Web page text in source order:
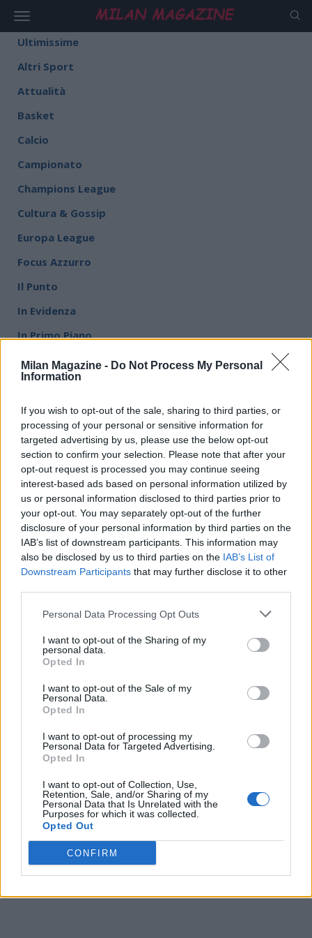
Milan Magazine - Do Not Process My Personal
Information
If you wish to opt-out of the sale, sharing to third parties, or
processing of your personal or sensitive information for
targeted advertising by us, please use the below opt-out
section to confirm your selection. Please note that after your
opt-out request is processed you may continue seeing
interest-based ads based on personal information utilized by
us or personal information disclosed to third parties prior to
your opt-out. You may separately opt-out of the further
disclosure of your personal information by third parties on the
IAB’s list of downstream participants. This information may
also be disclosed by us to third parties on the IAB’s List of
Downstream Participants that may further disclose it to other
Personal Data Processing Opt Outs
I want to opt-out of the Sharing of my
personal data.
Opted In
I want to opt-out of the Sale of my
Personal Data.
Opted In
I want to opt-out of processing my
Personal Data for Targeted Advertising.
Opted In
I want to opt-out of Collection, Use,
Retention, Sale, and/or Sharing of my
Personal Data that Is Unrelated with the
Purposes for which it was collected.
Opted Out
CONFIRM
Ultimissime
Altri Sport
Attualità
Basket
Calcio
Campionato
Champions League
Cultura & Gossip
Europa League
Focus Azzurro
Il Punto
In Evidenza
In Primo Piano
In Vetrina
L'Angolo
L'Editoriale
Lo Scrigno
Le foto
Mister Z
Motori
NM Live
Social Network
Tutti In Rete
VAI ALLA VERSIONE CLASSICA
Il materiale (testo, foto e video) consultabile in questo portale è di nostra proprietà.
con immagini e testi allegati ed autorizzati alla pubblicazione, e quindi valutati di
pubblico dominio. Se i soggetti o gli autori avessero qualcosa in contrario alla
pubblicazione, non avranno che da segnalarlo alla redazione (indirizzo email:
redazione@napolimagazine.com
"Milan Magazine" non è una testata giornalistica, ma un sito di informazione di
proprietà di Napoli Magazine, e non è in alcun modo collegato alla A.C. Milan, che ne
detiene tutti i marchi e diritti.